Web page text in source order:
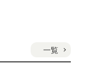
一覧